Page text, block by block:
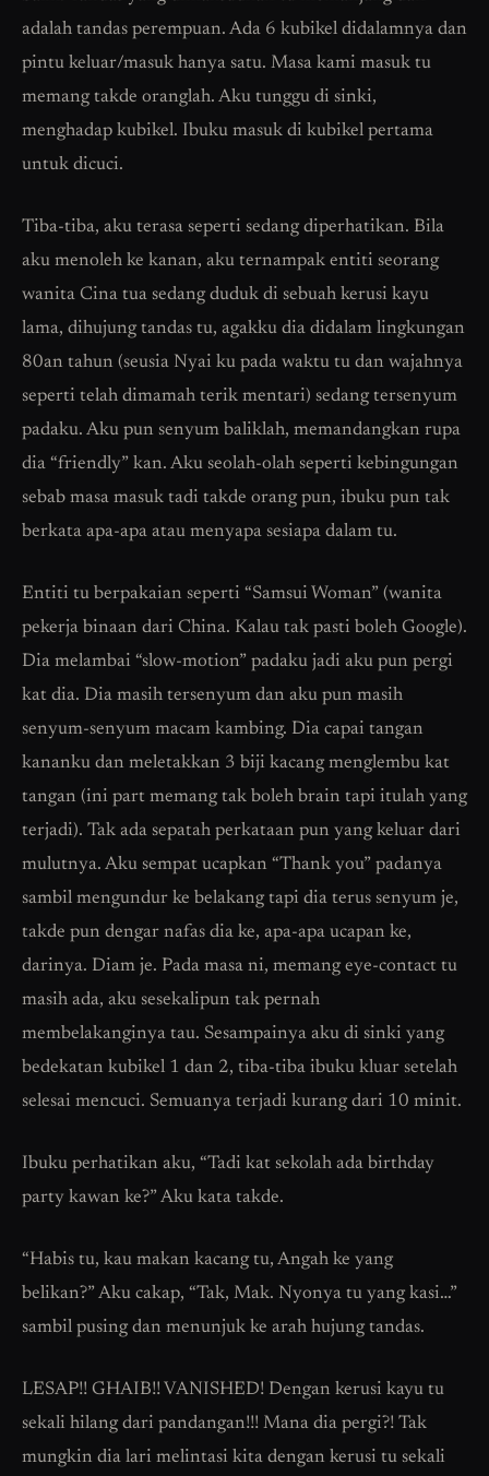
adalah tandas perempuan. Ada 6 kubikel didalamnya dan
pintu keluar/masuk hanya satu. Masa kami masuk tu
memang takde oranglah. Aku tunggu di sinki,
menghadap kubikel. Ibuku masuk di kubikel pertama
untuk dicuci.
Tiba-tiba, aku terasa seperti sedang diperhatikan. Bila
aku menoleh ke kanan, aku ternampak entiti seorang
wanita Cina tua sedang duduk di sebuah kerusi kayu
lama, dihujung tandas tu, agakku dia didalam lingkungan
80an tahun (seusia Nyai ku pada waktu tu dan wajahnya
seperti telah dimamah terik mentari) sedang tersenyum
padaku. Aku pun senyum baliklah, memandangkan rupa
dia “friendly” kan. Aku seolah-olah seperti kebingungan
sebab masa masuk tadi takde orang pun, ibuku pun tak
berkata apa-apa atau menyapa sesiapa dalam tu.
Entiti tu berpakaian seperti “Samsui Woman” (wanita
pekerja binaan dari China. Kalau tak pasti boleh Google).
Dia melambai “slow-motion” padaku jadi aku pun pergi
kat dia. Dia masih tersenyum dan aku pun masih
senyum-senyum macam kambing. Dia capai tangan
kananku dan meletakkan 3 biji kacang menglembu kat
tangan (ini part memang tak boleh brain tapi itulah yang
terjadi). Tak ada sepatah perkataan pun yang keluar dari
mulutnya. Aku sempat ucapkan “Thank you” padanya
sambil mengundur ke belakang tapi dia terus senyum je,
takde pun dengar nafas dia ke, apa-apa ucapan ke,
darinya. Diam je. Pada masa ni, memang eye-contact tu
masih ada, aku sesekalipun tak pernah
membelakanginya tau. Sesampainya aku di sinki yang
bedekatan kubikel 1 dan 2, tiba-tiba ibuku kluar setelah
selesai mencuci. Semuanya terjadi kurang dari 10 minit.
Ibuku perhatikan aku, “Tadi kat sekolah ada birthday
party kawan ke?” Aku kata takde.
“Habis tu, kau makan kacang tu, Angah ke yang
belikan?” Aku cakap, “Tak, Mak. Nyonya tu yang kasi…”
sambil pusing dan menunjuk ke arah hujung tandas.
LESAP!! GHAIB!! VANISHED! Dengan kerusi kayu tu
sekali hilang dari pandangan!!! Mana dia pergi?! Tak
mungkin dia lari melintasi kita dengan kerusi tu sekali